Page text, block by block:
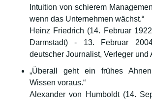
Intuition von schierem
wenn das Unternehmen wächst.“
Heinz Friedrich (14. Februar
Darmstadt) - 13. Februar
deutscher Journalist, Verleger und
„Überall geht ein frühes
Wissen voraus.“
Alexander von Humboldt (14.